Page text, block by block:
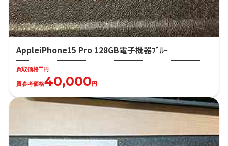
AppleiPhone15 Pro 128GB電子機器ﾌﾞﾙｰ
買取価格- 円
質参考価格40,000 円